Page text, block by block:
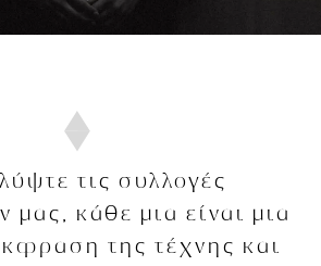
τις συλλογές
μας, κάθε μια είναι μια
της τέχνης και